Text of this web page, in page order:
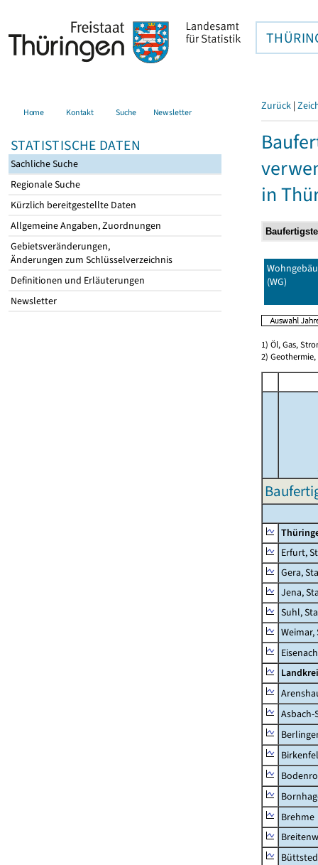
Home Kontakt Suche Newsletter
STATISTISCHE DATEN
Sachliche Suche
Regionale Suche
Kürzlich bereitgestellte Daten
Allgemeine Angaben, Zuordnungen
Gebietsveränderungen,
Änderungen zum Schlüsselverzeichnis
Definitionen und Erläuterungen
Newsletter
Zurück |
in
(WG)
1) Öl, Gas,
2)
Erfurt,
Gera,
Jena,
Suhl,
Weimar,
Asbach-
Brehme